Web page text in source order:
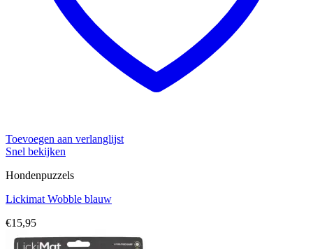
Toevoegen aan verlanglijst
Snel bekijken
Hondenpuzzels
Lickimat Wobble blauw
€15,95